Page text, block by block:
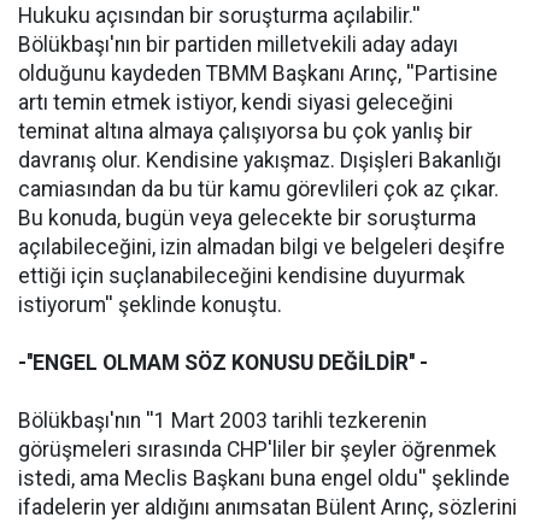
Hukuku açısından bir soruşturma açılabilir.''
Bölükbaşı'nın bir partiden milletvekili aday adayı
olduğunu kaydeden TBMM Başkanı Arınç, ''Partisine
artı temin etmek istiyor, kendi siyasi geleceğini
teminat altına almaya çalışıyorsa bu çok yanlış bir
davranış olur. Kendisine yakışmaz. Dışişleri Bakanlığı
camiasından da bu tür kamu görevlileri çok az çıkar.
Bu konuda, bugün veya gelecekte bir soruşturma
açılabileceğini, izin almadan bilgi ve belgeleri deşifre
ettiği için suçlanabileceğini kendisine duyurmak
istiyorum'' şeklinde konuştu.
-''ENGEL OLMAM SÖZ KONUSU DEĞİLDİR'' -
Bölükbaşı'nın ''1 Mart 2003 tarihli tezkerenin
görüşmeleri sırasında CHP'liler bir şeyler öğrenmek
istedi, ama Meclis Başkanı buna engel oldu'' şeklinde
ifadelerin yer aldığını anımsatan Bülent Arınç, sözlerini